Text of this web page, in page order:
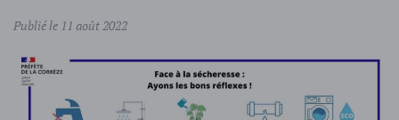
Publié le 11 août 2022